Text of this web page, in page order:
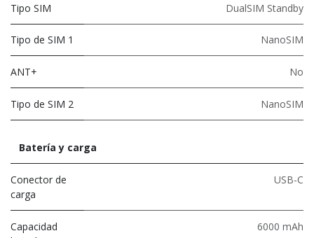
Tipo SIM DualSIM Standby
Tipo de SIM 1 NanoSIM
ANT+ No
Tipo de SIM 2 NanoSIM
Batería y carga
Conector de
carga
USB-C
Capacidad
6000 mAh